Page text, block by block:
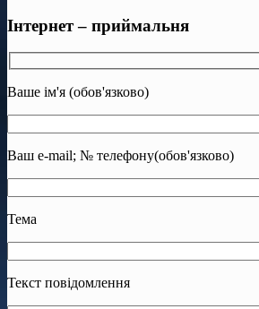
Інтернет – приймальня
Ваше ім'я (обов'язково)
Ваш e-mail; № телефону(обов'язково)
Тема
Текст повідомлення